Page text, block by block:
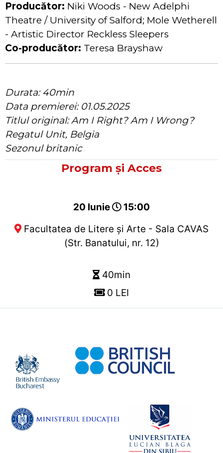
Producător: Niki Woods - New Adelphi
Theatre / University of Salford; Mole Wetherell
- Artistic Director Reckless Sleepers
Co-producător: Teresa Brayshaw
Durata: 40min
Data premierei: 01.05.2025
Titlul original: Am I Right? Am I Wrong?
Regatul Unit, Belgia
Sezonul britanic
Program și Acces
20 Iunie
15:00
Facultatea de Litere și Arte - Sala CAVAS
(Str. Banatului, nr. 12)
40min
0 LEI